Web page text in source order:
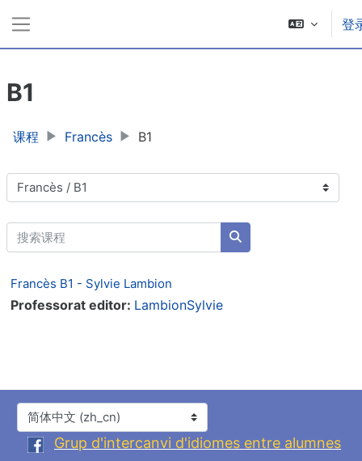
登
B1
课程 Francès B1
课程类别
搜索课程
搜索课程
Francès B1 - Sylvie Lambion
Professorat editor: LambionSylvie
语言
Grup d'intercanvi d'idiomes entre alumnes